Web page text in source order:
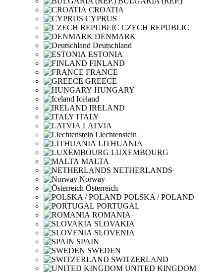
CROATIA
CYPRUS
CZECH REPUBLIC
DENMARK
Deutschland
ESTONIA
FINLAND
FRANCE
GREECE
HUNGARY
Iceland
IRELAND
ITALY
LATVIA
Liechtenstein
LITHUANIA
LUXEMBOURG
MALTA
NETHERLANDS
Norway
Österreich
POLSKA / POLAND
PORTUGAL
ROMANIA
SLOVAKIA
SLOVENIA
SPAIN
SWEDEN
SWITZERLAND
UNITED KINGDOM